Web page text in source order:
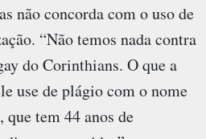
não concorda com o uso de
“Não temos nada contra
do Corinthians. O que a
use de plágio com o nome
tem 44 anos de